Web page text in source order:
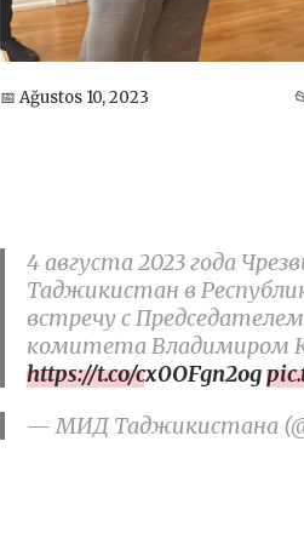
📅 Ağustos 10, 2023
4 августа 2023 года
Таджикистан в
встречу с
комитета Владимиром
https://t.co/cx0OFgn2og
— МИД Таджикистана